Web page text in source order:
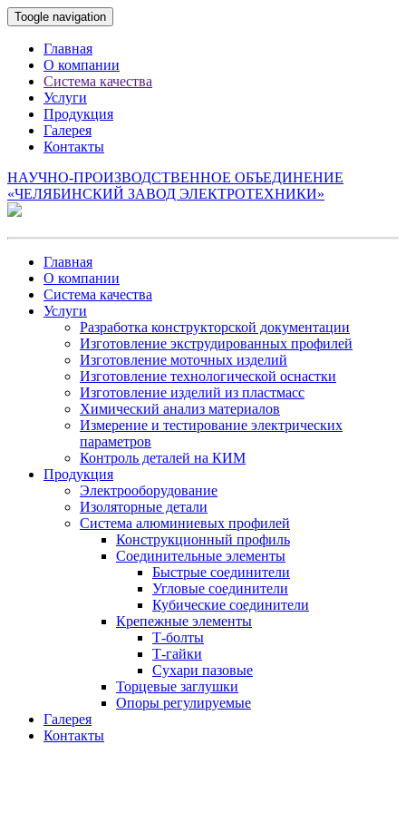
Toogle navigation
Главная
О компании
Система качества
Услуги
Продукция
Галерея
Контакты
НАУЧНО-ПРОИЗВОДСТВЕННОЕ ОБЪЕДИНЕНИЕ
«ЧЕЛЯБИНСКИЙ ЗАВОД ЭЛЕКТРОТЕХНИКИ»
Главная
О компании
Система качества
Услуги
Разработка конструкторской документации
Изготовление экструдированных профилей
Изготовление моточных изделий
Изготовление технологической оснастки
Изготовление изделий из пластмасс
Химический анализ материалов
Измерение и тестирование электрических
параметров
Контроль деталей на КИМ
Продукция
Электрооборудование
Изоляторные детали
Система алюминиевых профилей
Конструкционный профиль
Соединительные элементы
Быстрые соединители
Угловые соединители
Кубические соединители
Крепежные элементы
Т-болты
Т-гайки
Сухари пазовые
Торцевые заглушки
Опоры регулируемые
Галерея
Контакты